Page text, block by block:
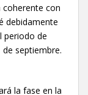
coherente con
debidamente
periodo de
septiembre.
la fase en la